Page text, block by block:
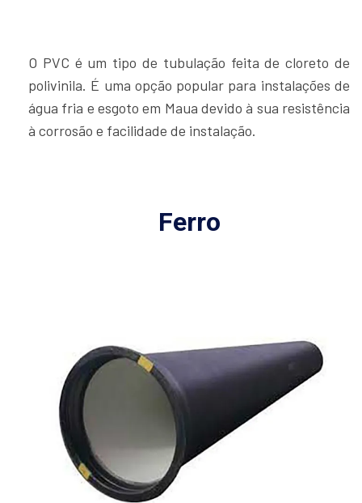
O PVC é um tipo de tubulação feita de cloreto de
polivinila. É uma opção popular para instalações de
água fria e esgoto em Maua devido à sua resistência
à corrosão e facilidade de instalação.
Ferro